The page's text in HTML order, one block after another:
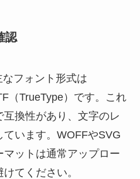
認
フォント形式は
（TrueType）です。これ
換性があり、文字のレ
います。WOFFやSVG
ットは通常アップロー
てください。